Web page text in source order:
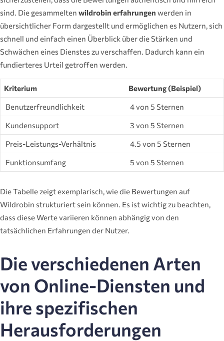
sind. Die gesammelten wildrobin erfahrungen werden in
übersichtlicher Form dargestellt und ermöglichen es Nutzern, sich
schnell und einfach einen Überblick über die Stärken und
Schwächen eines Dienstes zu verschaffen. Dadurch kann ein
fundierteres Urteil getroffen werden.
Kriterium Bewertung (Beispiel)
Benutzerfreundlichkeit 4 von 5 Sternen
Kundensupport 3 von 5 Sternen
Preis-Leistungs-Verhältnis 4.5 von 5 Sternen
Funktionsumfang 5 von 5 Sternen
Die Tabelle zeigt exemplarisch, wie die Bewertungen auf
Wildrobin strukturiert sein können. Es ist wichtig zu beachten,
dass diese Werte variieren können abhängig von den
tatsächlichen Erfahrungen der Nutzer.
Die verschiedenen Arten
von Online-Diensten und
ihre spezifischen
Herausforderungen